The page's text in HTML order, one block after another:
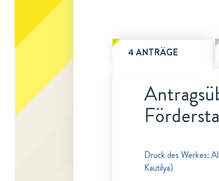
4 ANTRÄGE
Druck des Werkes:
Kautilya)